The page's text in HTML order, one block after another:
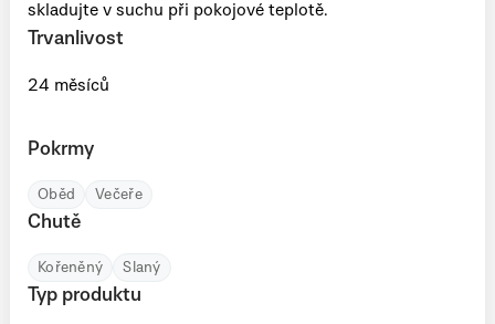
skladujte v suchu při pokojové teplotě.
Trvanlivost
24 měsíců
Pokrmy
Oběd Večeře
Chutě
Kořeněný Slaný
Typ produktu